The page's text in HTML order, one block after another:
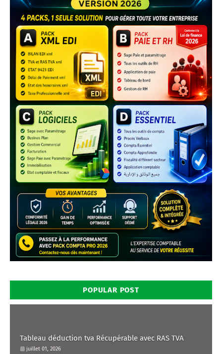
POPULAR POST
Tableau déduction tva Récupérable avec RAS TVA
juillet 01, 2026